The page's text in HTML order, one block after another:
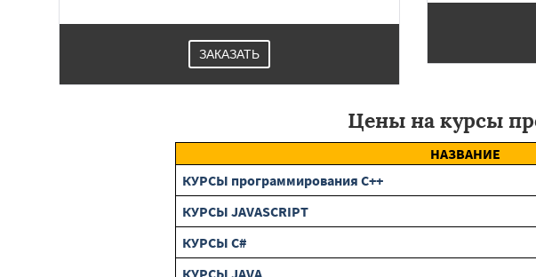
ЗАКАЗАТЬ
Цены на курсы
НАЗВАНИЕ
КУРСЫ программирования C++
КУРСЫ JAVASCRIPT
КУРСЫ C#
КУРСЫ JAVA